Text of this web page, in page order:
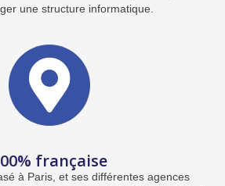
une structure informatique.
française
à Paris, et ses différentes agences